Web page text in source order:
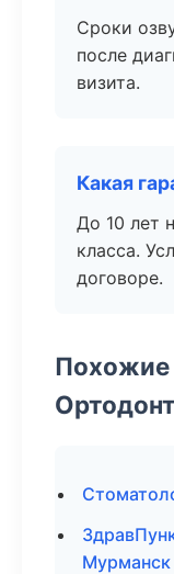
Сроки
после
визита.
Какая
До 10 лет
класса.
договоре.
Похожие
Мурманск